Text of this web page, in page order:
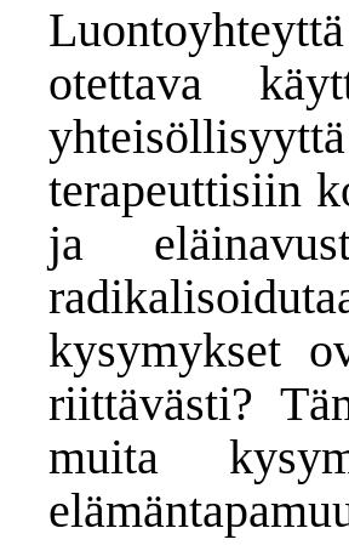
otettava
terapeuttisiin
ja
kysymykset
riittävästi?
muita